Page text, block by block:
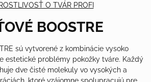
O TVÁR PROFI
BOOSTRE
sú vytvorené z kombinácie vysoko
estetické problémy pokožky tváre. Každý
dve čisté molekuly vo vysokých a